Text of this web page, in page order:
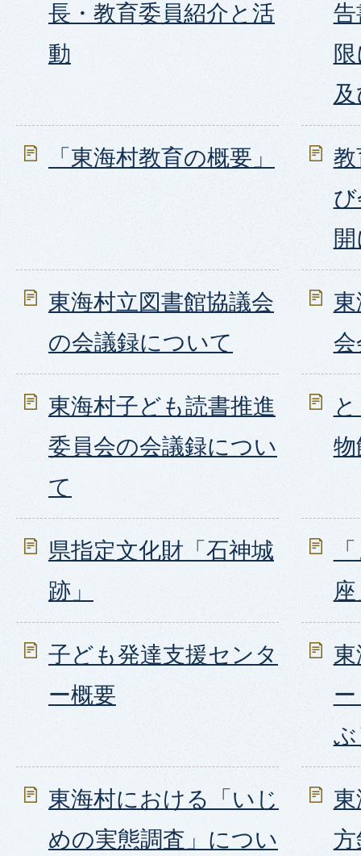
長・教育委員紹介と活
動
告
「東海村教育の概要」
教
東海村立図書館協議会
の会議録について
会
東海村子ども読書推進
委員会の会議録につい
て
物
県指定文化財「石神城
跡」
子ども発達支援センタ
ー概要
東海村における「いじ
めの実態調査」につい
方